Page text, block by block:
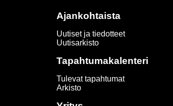
Ajankohtaista
Uutiset ja tiedotteet
Uutisarkisto
Tapahtumakalenteri
Tulevat tapahtumat
Arkisto